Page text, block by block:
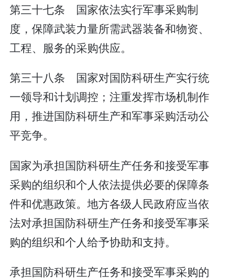
第三十七条 国家依法实行军事采购制
度，保障武装力量所需武器装备和物资、
工程、服务的采购供应。
第三十八条 国家对国防科研生产实行统
一领导和计划调控；注重发挥市场机制作
用，推进国防科研生产和军事采购活动公
平竞争。
国家为承担国防科研生产任务和接受军事
采购的组织和个人依法提供必要的保障条
件和优惠政策。地方各级人民政府应当依
法对承担国防科研生产任务和接受军事采
购的组织和个人给予协助和支持。
承担国防科研生产任务和接受军事采购的